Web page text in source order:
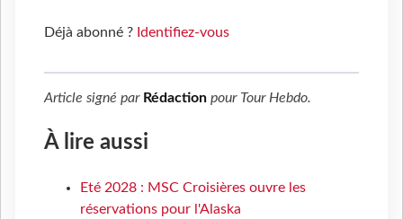
Déjà abonné ? Identifiez-vous
Article signé par Rédaction pour Tour Hebdo.
À lire aussi
Eté 2028 : MSC Croisières ouvre les
réservations pour l'Alaska